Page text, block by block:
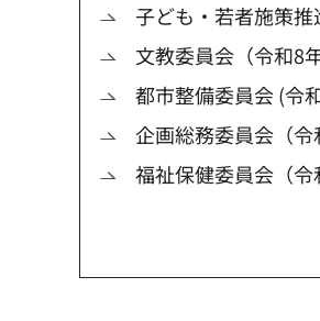
子ども・若者施策推
文教委員会（令和8
都市整備委員会 (令
企画総務委員会（令
福祉保健委員会（令